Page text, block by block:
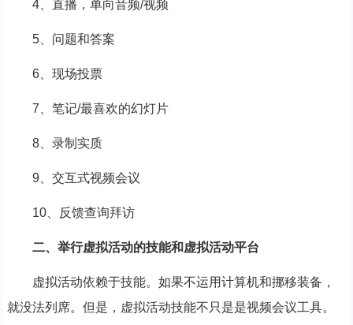
4、直播，单向音频/视频
5、问题和答案
6、现场投票
7、笔记/最喜欢的幻灯片
8、录制实质
9、交互式视频会议
10、反馈查询拜访
二、举行虚拟活动的技能和虚拟活动平台
虚拟活动依赖于技能。如果不运用计算机和挪移装备，
就没法列席。但是，虚拟活动技能不只是是视频会议工具。